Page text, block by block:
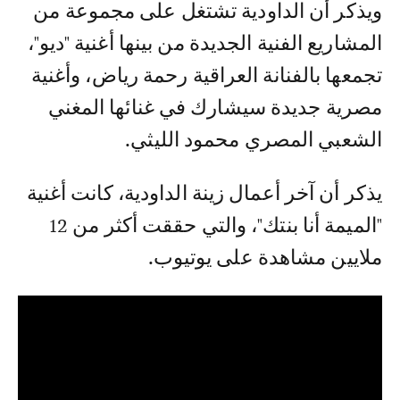
ويذكر أن الداودية تشتغل على مجموعة من
المشاريع الفنية الجديدة من بينها أغنية "ديو"،
تجمعها بالفنانة العراقية رحمة رياض، وأغنية
مصرية جديدة سيشارك في غنائها المغني
الشعبي المصري محمود الليثي.
يذكر أن آخر أعمال زينة الداودية، كانت أغنية
"الميمة أنا بنتك"، والتي حققت أكثر من 12
ملايين مشاهدة على يوتيوب.